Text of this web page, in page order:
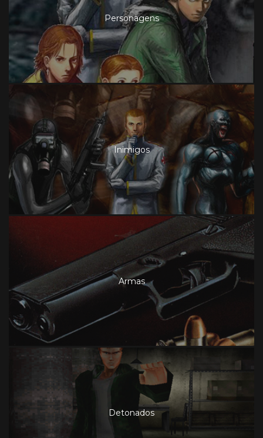
Personagens
Inimigos
Armas
Detonados